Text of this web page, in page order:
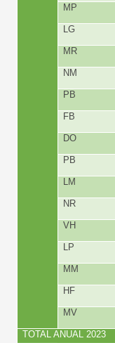
MP
LG
MR
NM
PB
FB
DO
PB
LM
NR
VH
LP
MM
HF
MV
TOTAL ANUAL 2023